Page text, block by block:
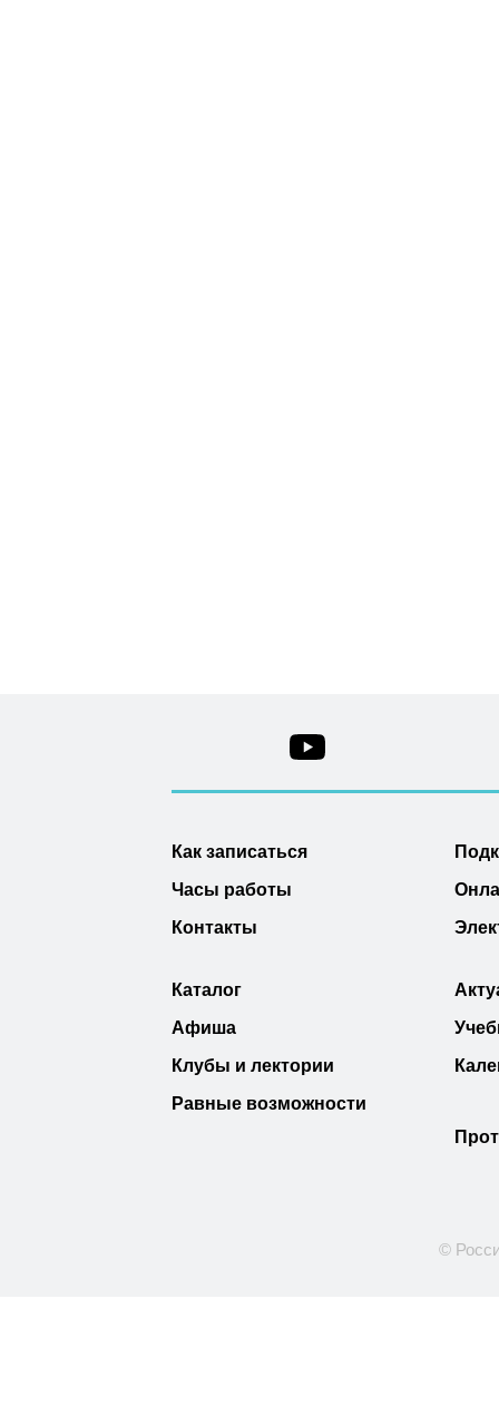
Как записаться
Часы работы
Контакты
Каталог
Афиша
Клубы и лектории
Равные возможности
©